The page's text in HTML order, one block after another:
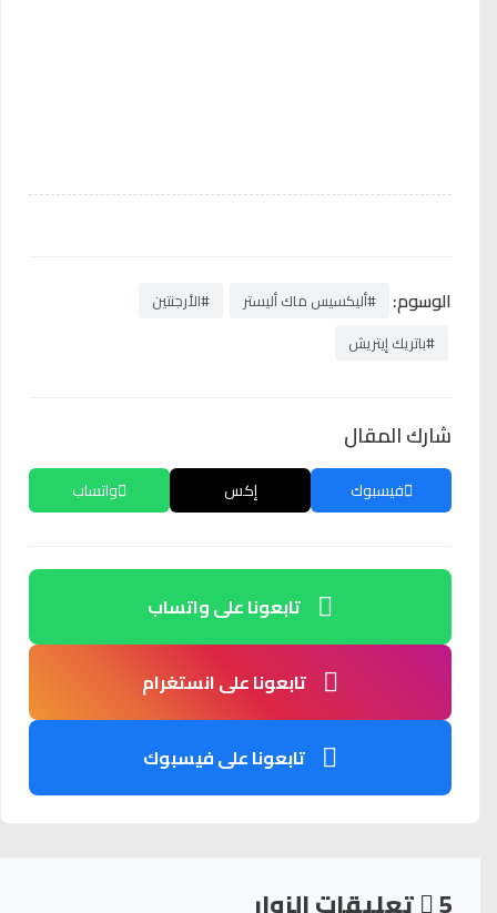
الوسوم: #أليكسيس ماك أليستر
#الأرجنتين
#باتريك إيتريش
شارك المقال
فيسبوك إكس واتساب
تابعونا على واتساب
تابعونا على انستغرام
تابعونا على فيسبوك